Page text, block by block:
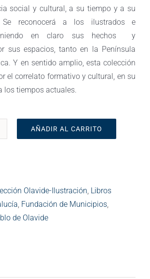
social y cultural, a su tiempo y a su
Se reconocerá a los ilustrados e
en claro sus hechos y
sus espacios, tanto en la Península
Y en sentido amplio, esta colección
el correlato formativo y cultural, en su
los tiempos actuales.
AÑADIR AL CARRITO
Olavide-Ilustración Libros
Fundación de Municipios
de Olavide